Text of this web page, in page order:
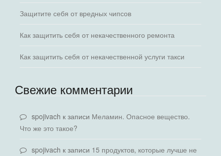
Защитите себя от вредных чипсов
Как защитить себя от некачественного ремонта
Как защитить себя от некачественной услуги такси
Свежие комментарии
spojivach к записи Меламин. Опасное вещество.
Что же это такое?
spojivach к записи 15 продуктов, которые лучше не